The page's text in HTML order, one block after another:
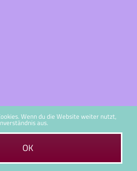
Wenn du die Website weiter nutzt,
aus.
OK